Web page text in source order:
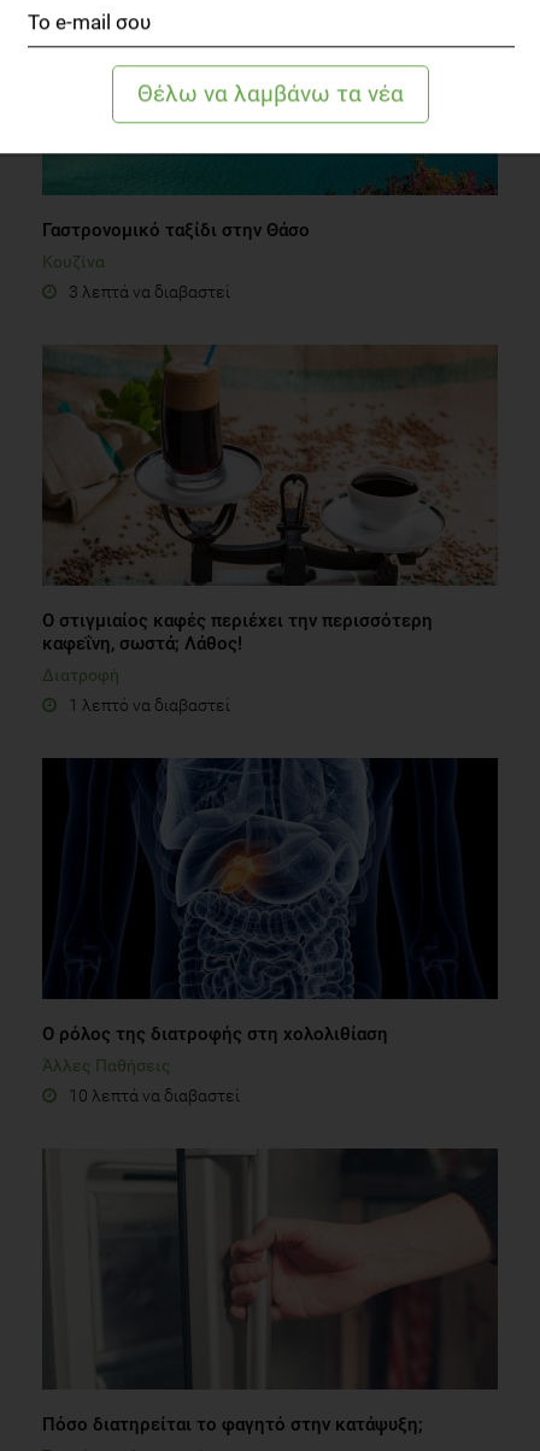
Γαστρονομικό ταξίδι στην Θάσο
Κουζίνα
3 λεπτά να διαβαστεί
Ο στιγμιαίος καφές περιέχει την περισσότερη
καφεΐνη, σωστά; Λάθος!
Διατροφή
1 λεπτό να διαβαστεί
Ο ρόλος της διατροφής στη χολολιθίαση
Άλλες Παθήσεις
10 λεπτά να διαβαστεί
Πόσο διατηρείται το φαγητό στην κατάψυξη;